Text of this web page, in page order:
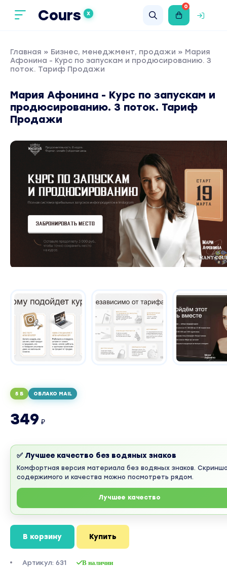
Cours X
0
Главная » Бизнес, менеджмент, продажи » Мария
Афонина - Курс по запускам и продюсированию. 3
поток. Тариф Продажи
Мария Афонина - Курс по запускам и
продюсированию. 3 поток. Тариф
Продажи
5 Б ОБЛАКО MAIL
349 ₽
✅ Лучшее качество без водяных знаков
Комфортная версия материала без водяных знаков.
содержимого и качества можно посмотреть рядом.
Лучшее качество
В корзину Купить
Артикул: 631 В наличии